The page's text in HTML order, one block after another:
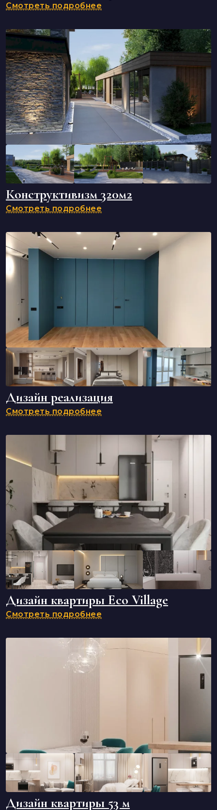
Смотреть подробнее
Конструктивизм 320м2
Смотреть подробнее
Дизайн реализация
Смотреть подробнее
Дизайн квартиры Eco Village
Смотреть подробнее
Дизайн квартиры 53 м